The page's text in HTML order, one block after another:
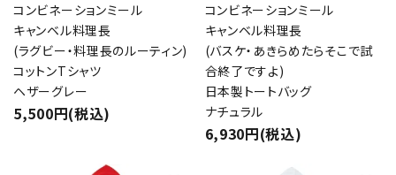
コンビネーションミール
キャンベル料理長
(ラグビー・料理長のルーティン)
コットンTシャツ
ヘザーグレー
5,500円(税込)
コンビネーションミール
キャンベル料理長
(バスケ・あきらめたらそこで試
合終了ですよ)
日本製トートバッグ
ナチュラル
6,930円(税込)